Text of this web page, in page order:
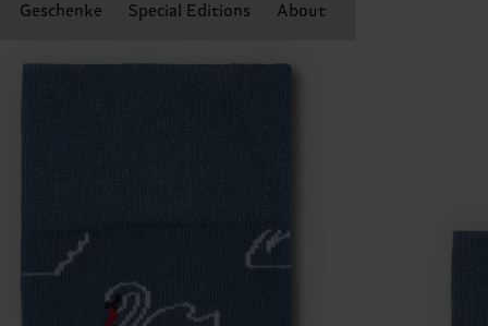
Geschenke Special Editions About